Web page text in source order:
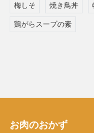
梅しそ 焼き鳥丼
鶏がらスープの素
お肉のおかず